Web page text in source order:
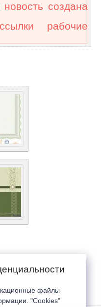
создана
рабочие
файлы
"Cookies"